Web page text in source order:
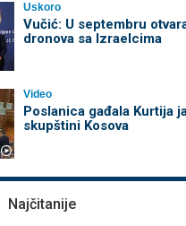
Uskoro
Vučić: U septembru
dronova sa Izraelcima
Video
Poslanica gađala Kurtija
skupštini Kosova
Najčitanije